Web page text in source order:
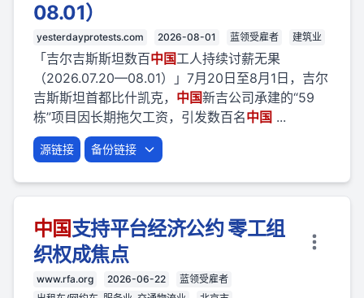
08.01）
yesterdayprotests.com 2026-08-01 蓝领受雇者 建筑业
「吉尔吉斯斯坦数百中国工人持续讨薪无果
（2026.07.20—08.01）」7月20日至8月1日，吉尔
吉斯斯坦首都比什凯克， 中国新吉公司承建的“59
栋”项目因长期拖欠工资，引发数百名中国 ...
源链接 备份链接
中国支持平台经济公约 零工组
织权成焦点
www.rfa.org 2026-06-22
蓝领受雇者